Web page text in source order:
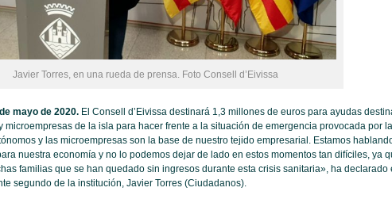
Javier Torres, en una rueda de prensa. Foto Consell d’Eivissa
mayo de 2020.El Consell d’Eivissa destinará 1,3 millones de euros para ayudas
microempresas de la isla para hacer frente a la situación de emergencia provocada por
y las microempresas son la base de nuestro tejido empresarial. Estamos
nuestra economía y no lo podemos dejar de lado en estos momentos tan difíciles, ya
familias que se han quedado sin ingresos durante esta crisis sanitaria», ha declarado
segundo de la institución, Javier Torres (Ciudadanos).